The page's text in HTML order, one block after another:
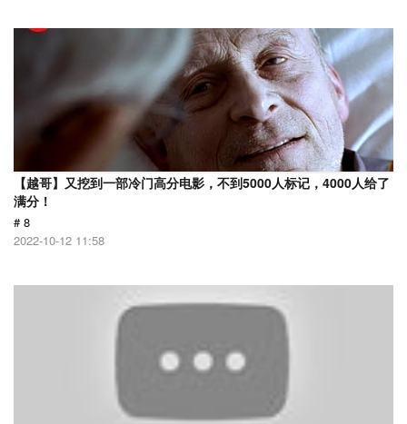
【越哥】又挖到一部冷门高分电影，不到5000人标记，4000人给了
满分！
# 8
2022-10-12 11:58